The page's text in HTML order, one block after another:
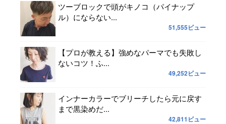
ツーブロックで頭がキノコ（パイナップ
ル）にならない...
51,555ビュー
【プロが教える】強めなパーマでも失敗し
ないコツ！ふ...
49,252ビュー
インナーカラーでブリーチしたら元に戻す
まで黒染めだ...
42,811ビュー